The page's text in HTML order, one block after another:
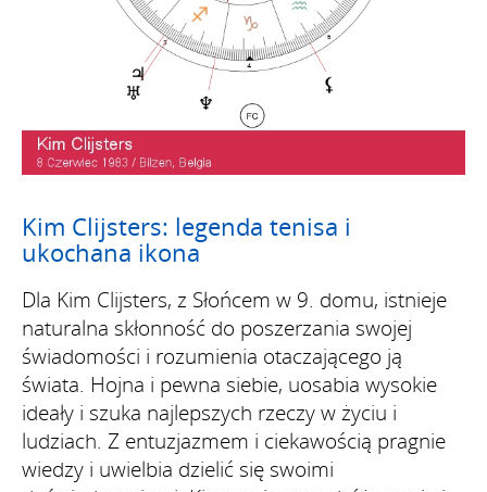
Kim Clijsters: legenda tenisa i
ukochana ikona
Dla Kim Clijsters, z Słońcem w 9. domu, istnieje
naturalna skłonność do poszerzania swojej
świadomości i rozumienia otaczającego ją
świata. Hojna i pewna siebie, uosabia wysokie
ideały i szuka najlepszych rzeczy w życiu i
ludziach. Z entuzjazmem i ciekawością pragnie
wiedzy i uwielbia dzielić się swoimi